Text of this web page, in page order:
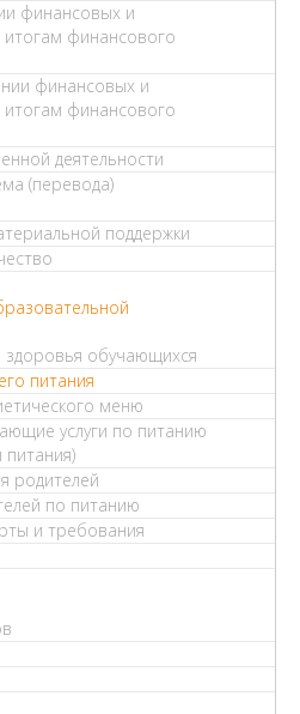
финансовых и
финансового
финансовых и
финансового
деятельности
(перевода)
поддержки
здоровья обучающихся
питания
меню
услуги по питанию
родителей
по питанию
и требования